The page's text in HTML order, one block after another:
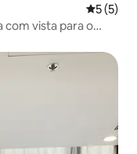
5 (5)
com vista para o